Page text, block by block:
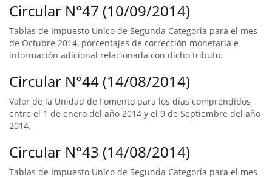
Circular N°47 (10/09/2014)
Tablas de Impuesto Unico de Segunda Categoría para el mes
de Octubre 2014, porcentajes de corrección monetaria e
información adicional relacionada con dicho tributo.
Circular N°44 (14/08/2014)
Valor de la Unidad de Fomento para los días comprendidos
entre el 1 de enero del año 2014 y el 9 de Septiembre del año
2014.
Circular N°43 (14/08/2014)
Tablas de Impuesto Unico de Segunda Categoría para el mes